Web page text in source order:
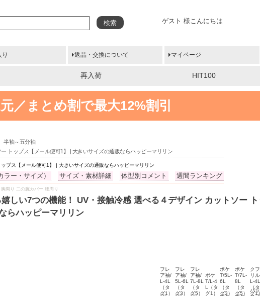
ゲスト 様こんにちは
検索
返品・交換について マイページ
再入荷 HIT100
／まとめ割で最大12%割引
半袖～五分袖
トップス【メール便可1】 | 大きいサイズの通販ならハッピーマリリン
プス【メール便可1】 | 大きいサイズの通販ならハッピーマリリン
ラー・サイズ） サイズ・素材詳細 体型別コメント 週間ランキング
周り 二の腕カバー 腰周り
しい7つの機能！ UV・接触冷感 選べる４デザイン カットソー
らハッピーマリリン
フレ
ア袖/
L-4L
（タ
グ1）
フレ
ア袖/
5L-6L
（タ
グ3）
フレ
ア袖/
7L-8L
（タ
グ5）
ポケ
T/L-4
L（タ
グ1）
ポケ
T/5L-
6L
（タ
グ3）
ポケ
T/7L-
8L
（タ
グ5）
クフ
リ
L-
（タ
グ1
バッ